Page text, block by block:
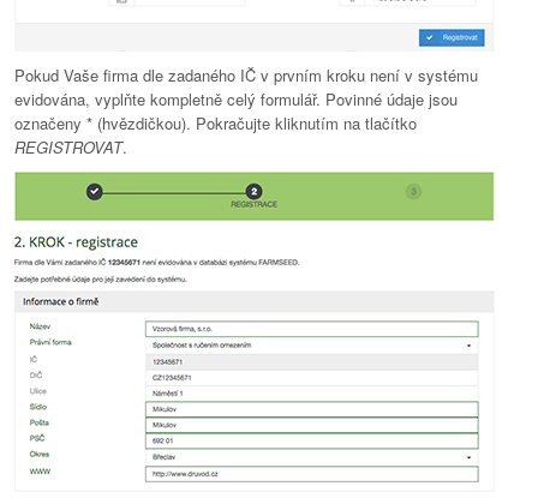
Pokud Vaše firma dle zadaného IČ v prvním kroku není v systému
evidována, vyplňte kompletně celý formulář. Povinné údaje jsou
označeny * (hvězdičkou). Pokračujte kliknutím na tlačítko
REGISTROVAT.